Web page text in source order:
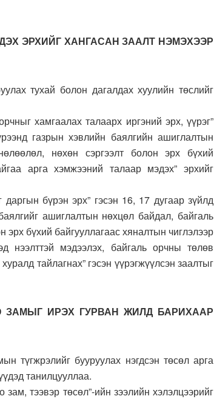
ЭРХИЙГ ХАНГАСАН ЗААЛТ НЭМЭХЭЭР
тухай болон дагалдах хуулийн төслийг
хамгаалах талаарх иргэний эрх, үүрэг”
газрын хэвлийн баялгийн ашиглалтын
нөхөн сэргээлт болон эрх бүхий
арга хэмжээний талаар мэдэх” эрхийг
бүрэн эрх” гэсэн 16, 17 дугаар зүйлд
ашиглалтын нөхцөл байдал, байгаль
бүхий байгууллагаас хяналтын чиглэлээр
нээлттэй мэдээлэх, байгаль орчны төлөв
тайлагнах” гэсэн үүрэгжүүлсэн заалтыг
ЗАМЫГ ИРЭХ ГУРВАН ЖИЛД БАРИХААР
түгжрэлийг бууруулах нэгдсэн төсөл арга
танилцууллаа.
тээвэр төсөл”-ийн зээлийн хэлэлцээрийг